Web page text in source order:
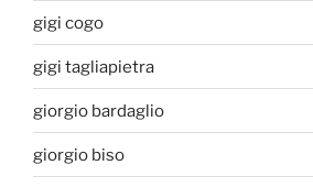
gigi cogo
gigi tagliapietra
giorgio bardaglio
giorgio biso